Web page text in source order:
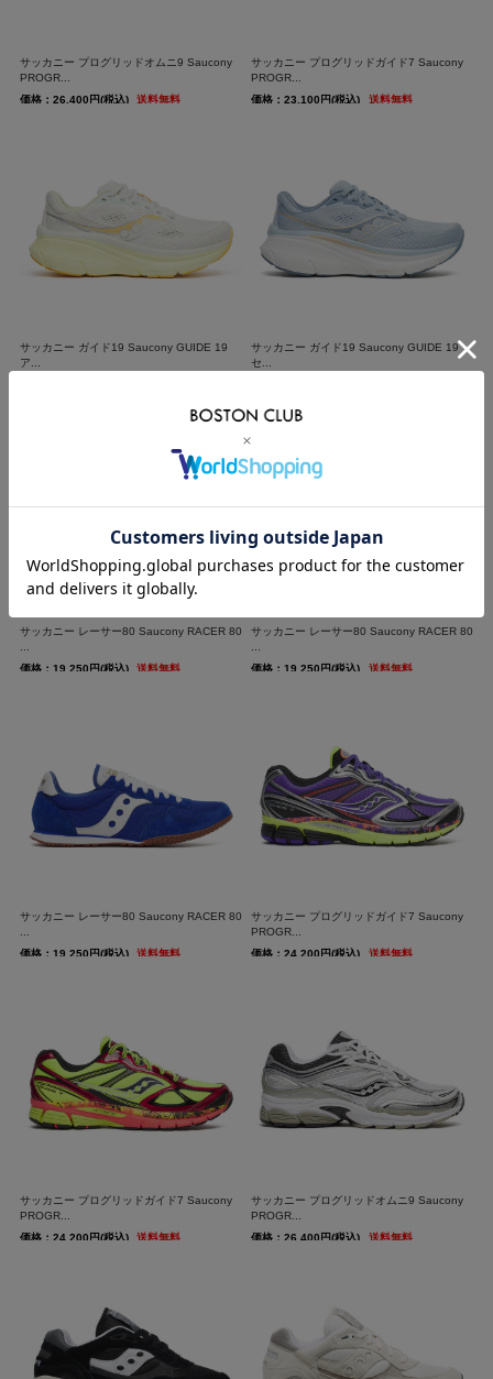
サッカニー プログリッドオムニ9 Saucony
PROGR...
価格：26,400円(税込)
送料無料
サッカニー プログリッドガイド7 Saucony
PROGR...
価格：23,100円(税込)
送料無料
サッカニー ガイド19 Saucony GUIDE 19
ア...
サッカニー ガイド19 Saucony GUIDE 19
セ...
サッカニー レーサー80 Saucony RACER 80
価格：19,250円(税込)
送料無料
サッカニー レーサー80 Saucony RACER 80
価格：19,250円(税込)
送料無料
サッカニー レーサー80 Saucony RACER 80
価格：19,250円(税込)
送料無料
サッカニー プログリッドガイド7 Saucony
PROGR...
価格：24,200円(税込)
送料無料
サッカニー プログリッドガイド7 Saucony
PROGR...
価格：24,200円(税込)
送料無料
サッカニー プログリッドオムニ9 Saucony
PROGR...
価格：26,400円(税込)
送料無料